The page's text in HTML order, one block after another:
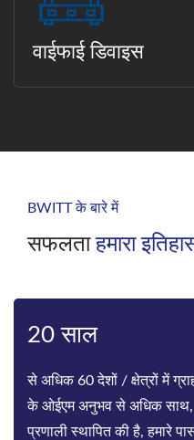
वाईफाई डिवाइस
BWITT के बारे में
सफलताहमारा
तितली
Bwitt रैक-माउंटेड टेलीकॉम
रेक्टिफायर सिस्टम कारखानों
Bwitt समाधानों में मिशन-